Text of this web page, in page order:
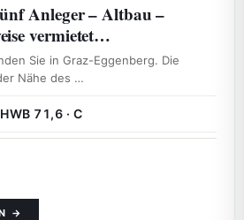
Anleger – Altbau –
vermietet…
Sie in Graz-Eggenberg. Die
Nähe des …
HWB 71,6 · C